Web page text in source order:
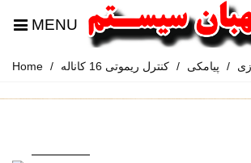
MENU
Home / / پیامکی /